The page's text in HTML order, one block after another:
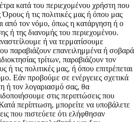
κατά του περιεχομένου χρήστη που
Όρους ή τις πολιτικές μας ή όπου μας
από τον νόμο, όπως η κατάργηση ή ο
ή της διανομής του περιεχομένου.
ή να τερματίσουμε
παραβιάζουν επανειλημμένα ή σοβαρά
τρίτων, παραβιάζουν τον
ή τις πολιτικές μας, ή όπου επιτρέπεται
Εάν προβούμε σε ενέργειες σχετικά
ή τον λογαριασμό σας, θα
στις περιπτώσεις που
περίπτωση, μπορείτε να υποβάλετε
που πιστεύετε ότι ελήφθησαν